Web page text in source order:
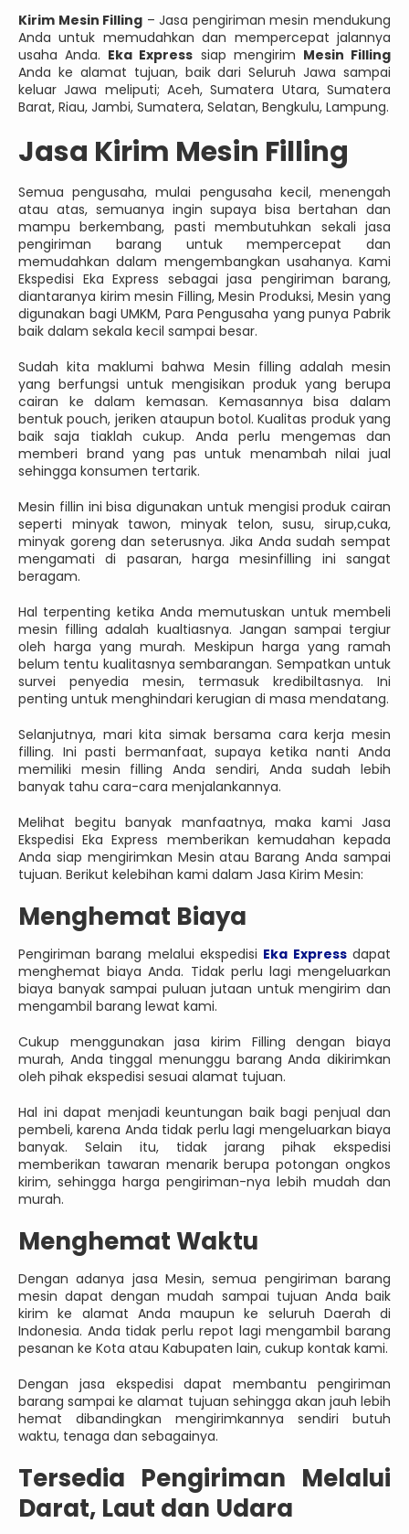
Kirim Mesin Filling – Jasa pengiriman mesin mendukung
Anda untuk memudahkan dan mempercepat jalannya
usaha Anda. Eka Express siap mengirim Mesin Filling
Anda ke alamat tujuan, baik dari Seluruh Jawa sampai
keluar Jawa meliputi; Aceh, Sumatera Utara, Sumatera
Barat, Riau, Jambi, Sumatera, Selatan, Bengkulu, Lampung.
Jasa Kirim Mesin Filling
Semua pengusaha, mulai pengusaha kecil, menengah
atau atas, semuanya ingin supaya bisa bertahan dan
mampu berkembang, pasti membutuhkan sekali jasa
pengiriman barang untuk mempercepat dan
memudahkan dalam mengembangkan usahanya. Kami
Ekspedisi Eka Express sebagai jasa pengiriman barang,
diantaranya kirim mesin Filling, Mesin Produksi, Mesin yang
digunakan bagi UMKM, Para Pengusaha yang punya Pabrik
baik dalam sekala kecil sampai besar.
Sudah kita maklumi bahwa Mesin filling adalah mesin
yang berfungsi untuk mengisikan produk yang berupa
cairan ke dalam kemasan. Kemasannya bisa dalam
bentuk pouch, jeriken ataupun botol. Kualitas produk yang
baik saja tiaklah cukup. Anda perlu mengemas dan
memberi brand yang pas untuk menambah nilai jual
sehingga konsumen tertarik.
Mesin fillin ini bisa digunakan untuk mengisi produk cairan
seperti minyak tawon, minyak telon, susu, sirup,cuka,
minyak goreng dan seterusnya. Jika Anda sudah sempat
mengamati di pasaran, harga mesinfilling ini sangat
beragam.
Hal terpenting ketika Anda memutuskan untuk membeli
mesin filling adalah kualtiasnya. Jangan sampai tergiur
oleh harga yang murah. Meskipun harga yang ramah
belum tentu kualitasnya sembarangan. Sempatkan untuk
survei penyedia mesin, termasuk kredibiltasnya. Ini
penting untuk menghindari kerugian di masa mendatang.
Selanjutnya, mari kita simak bersama cara kerja mesin
filling. Ini pasti bermanfaat, supaya ketika nanti Anda
memiliki mesin filling Anda sendiri, Anda sudah lebih
banyak tahu cara-cara menjalankannya.
Melihat begitu banyak manfaatnya, maka kami Jasa
Ekspedisi Eka Express memberikan kemudahan kepada
Anda siap mengirimkan Mesin atau Barang Anda sampai
tujuan. Berikut kelebihan kami dalam Jasa Kirim Mesin:
Menghemat Biaya
Pengiriman barang melalui ekspedisi Eka Expressdapat
menghemat biaya Anda. Tidak perlu lagi mengeluarkan
biaya banyak sampai puluan jutaan untuk mengirim dan
mengambil barang lewat kami.
Cukup menggunakan jasa kirim Filling dengan biaya
murah, Anda tinggal menunggu barang Anda dikirimkan
oleh pihak ekspedisi sesuai alamat tujuan.
Hal ini dapat menjadi keuntungan baik bagi penjual dan
pembeli, karena Anda tidak perlu lagi mengeluarkan biaya
banyak. Selain itu, tidak jarang pihak ekspedisi
memberikan tawaran menarik berupa potongan ongkos
kirim, sehingga harga pengiriman-nya lebih mudah dan
murah.
Menghemat Waktu
Dengan adanya jasa Mesin, semua pengiriman barang
mesin dapat dengan mudah sampai tujuan Anda baik
kirim ke alamat Anda maupun ke seluruh Daerah di
Indonesia. Anda tidak perlu repot lagi mengambil barang
pesanan ke Kota atau Kabupaten lain, cukup kontak kami.
Dengan jasa ekspedisi dapat membantu pengiriman
barang sampai ke alamat tujuan sehingga akan jauh lebih
hemat dibandingkan mengirimkannya sendiri butuh
waktu, tenaga dan sebagainya.
Tersedia Pengiriman Melalui
Darat, Laut dan Udara